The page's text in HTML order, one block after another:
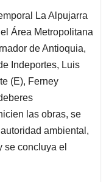
La Alpujarra
Área Metropolitana
de Antioquia,
Indeportes, Luis
(E), Ferney
las obras, se
ambiental,
se concluya el